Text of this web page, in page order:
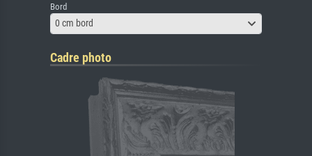
Bord
0 cm bord
Cadre photo